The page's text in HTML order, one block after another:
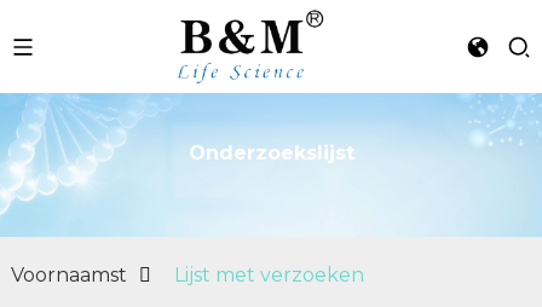
Onderzoekslijst
Voornaamst Lijst met verzoeken